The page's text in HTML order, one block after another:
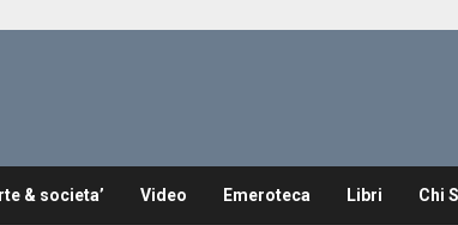
& societa’ Video Emeroteca Libri Chi